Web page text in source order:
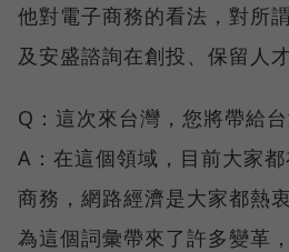
他對電子商務的看法，對所
及安盛諮詢在創投、保留人
Q：這次來台灣，您將帶給
A：在這個領域，目前大家
商務，網路經濟是大家都熱
為這個詞彙帶來了許多變革